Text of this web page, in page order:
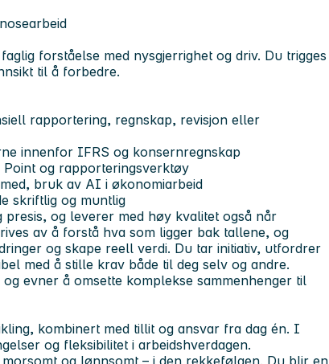
forståelse med nysgjerrighet og driv. Du trigges
til å forbedre.
rapportering, regnskap, revisjon eller
innenfor IFRS og konsernregnskap
og rapporteringsverktøy
bruk av AI i økonomiarbeid
skriftlig og muntlig
og leverer med høy kvalitet også når
av å forstå hva som ligger bak tallene, og
og skape reell verdi. Du tar initiativ, utfordrer
med å stille krav både til deg selv og andre.
evner å omsette komplekse sammenhenger til
kombinert med tillit og ansvar fra dag én. I
og fleksibilitet i arbeidshverdagen.
og lønnsomt – i den rekkefølgen. Du blir en